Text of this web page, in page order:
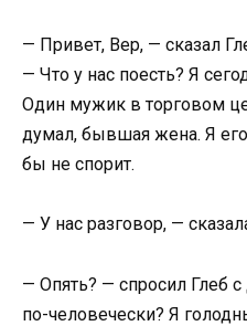
— Привет, Вер, — сказал
— Что у нас поесть? Я
Один мужик в торговом
думал, бывшая жена. Я
бы не спорит.
— У нас разговор, —
— Опять? — спросил Глеб
по-человечески? Я